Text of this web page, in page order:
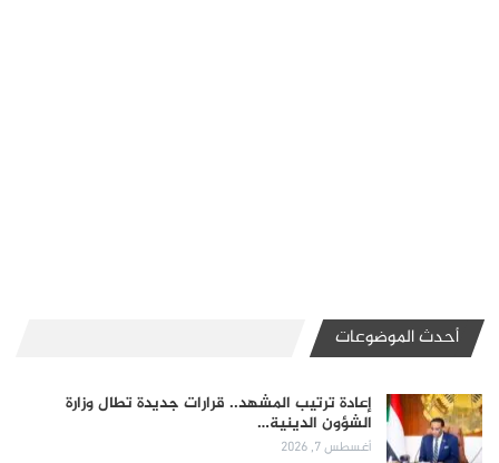
أحدث الموضوعات
إعادة ترتيب المشهد.. قرارات جديدة تطال وزارة
الشؤون الدينية…
أغسطس 7, 2026